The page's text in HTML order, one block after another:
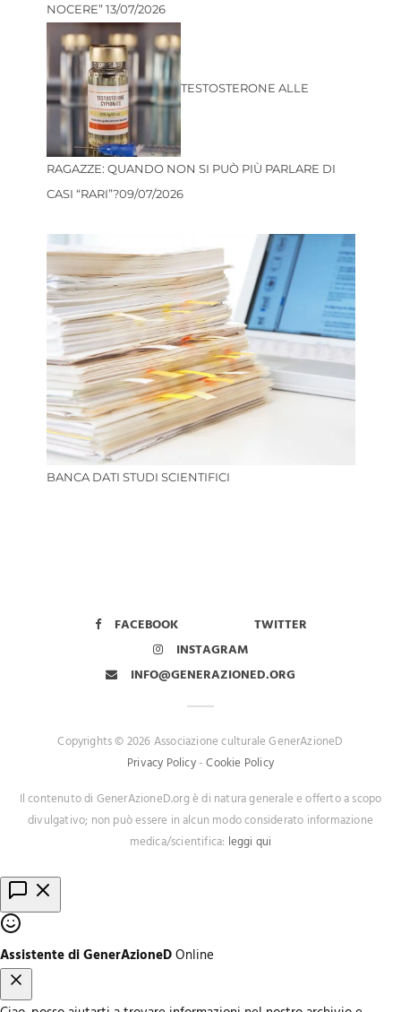
NOCERE”13/07/2026
TESTOSTERONE ALLE
RAGAZZE: QUANDO NON SI PUÒ PIÙ PARLARE DI
CASI “RARI”?09/07/2026
BANCA DATI STUDI SCIENTIFICI
FACEBOOK
TWITTER
INSTAGRAM
INFO@GENERAZIONED.ORG
Copyrights © 2026 Associazione culturale GenerAzioneD
Privacy Policy-Cookie Policy
Il contenuto di GenerAzioneD.org è di natura generale e offerto a scopo
divulgativo; non può essere in alcun modo considerato informazione
medica/scientifica: leggi qui
Assistente di GenerAzioneDOnline